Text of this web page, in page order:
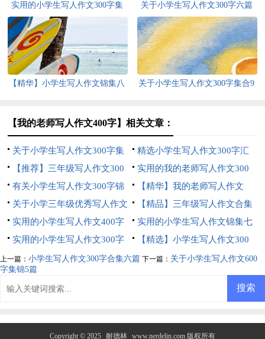
实用的小学生写人作文300字集
锦8篇
关于小学生写人作文300字六篇
【精华】小学生写人作文锦集八
关于小学生写人作文300字集合9
【我的老师写人作文400字】相关文章：
关于小学生写人作文300字集
合7篇
精选小学生写人作文300字汇
编6篇
【推荐】三年级写人作文300
字6篇
实用的我的老师写人作文300
字锦集5篇
有关小学生写人作文300字锦
集10篇
【精华】我的老师写人作文
300字汇编七篇
关于小学三年级优秀写人作文
3篇
【精品】三年级写人作文合集
5篇
实用的小学生写人作文400字
汇编6篇
实用的小学生写人作文锦集七
篇
实用的小学生写人作文300字
汇总五篇
【精选】小学生写人作文300
字汇编十篇
上一篇： 小学生写人作文300字合集六篇 下一篇： 关于小学生写人作文600
字集锦5篇
Copyright © 2025 耐德林 www.nerdelin.com 版权所有